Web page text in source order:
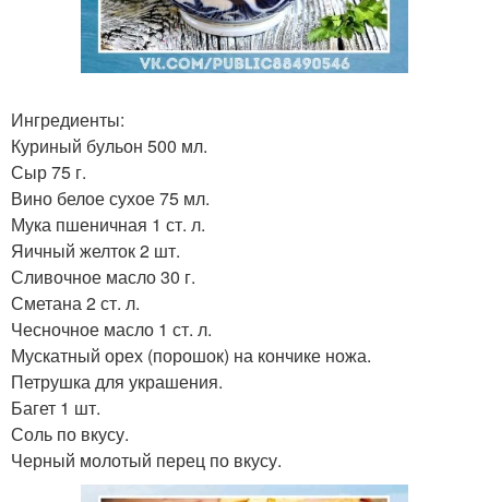
Ингредиенты:
Куриный бульон 500 мл.
Сыр 75 г.
Вино белое сухое 75 мл.
Мука пшеничная 1 ст. л.
Яичный желток 2 шт.
Сливочное масло 30 г.
Сметана 2 ст. л.
Чесночное масло 1 ст. л.
Мускатный орех (порошок) на кончике ножа.
Петрушка для украшения.
Багет 1 шт.
Соль по вкусу.
Черный молотый перец по вкусу.